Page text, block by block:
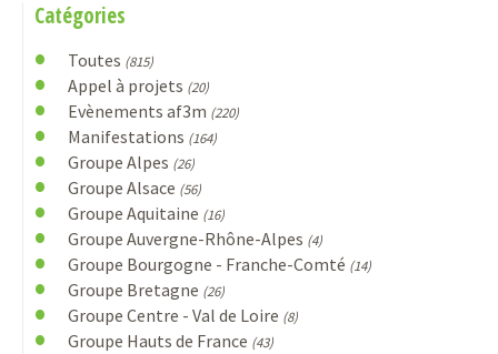
Catégories
Toutes (815)
Appel à projets (20)
Evènements af3m (220)
Manifestations (164)
Groupe Alpes (26)
Groupe Alsace (56)
Groupe Aquitaine (16)
Groupe Auvergne-Rhône-Alpes (4)
Groupe Bourgogne - Franche-Comté (14)
Groupe Bretagne (26)
Groupe Centre - Val de Loire (8)
Groupe Hauts de France (43)